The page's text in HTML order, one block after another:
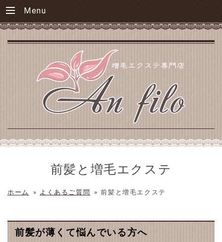
Menu
前髪と増毛エクステ
ホーム » よくあるご質問 » 前髪と増毛エクステ
前髪が薄くて悩んでいる方へ